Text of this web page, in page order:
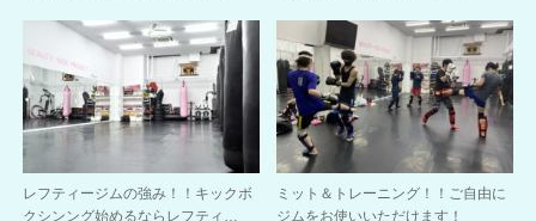
レフティージムの強み！！キックボ
クシンング始めるならレフティ…
ミット＆トレーニング！！ご自由に
ジムをお使いいただけます！